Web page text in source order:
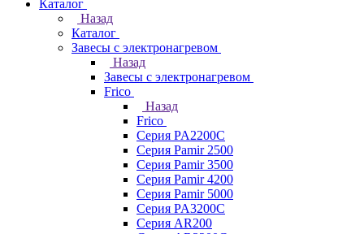
Каталог
Назад
Каталог
Завесы с электронагревом
Назад
Завесы с электронагревом
Frico
Назад
Frico
Серия PA2200C
Серия Pamir 2500
Серия Pamir 3500
Серия Pamir 4200
Серия Pamir 5000
Серия PA3200C
Серия AR200